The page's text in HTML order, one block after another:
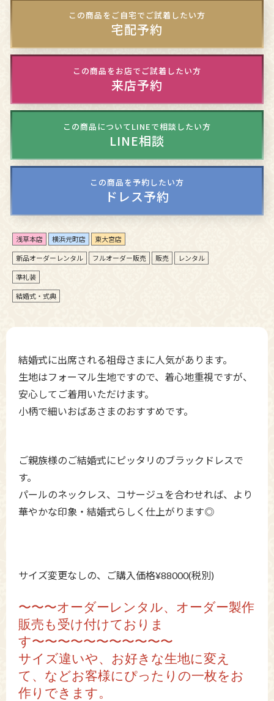
この商品をご自宅でご試着したい方
宅配予約
この商品をお店でご試着したい方
来店予約
この商品についてLINEで相談したい方
LINE相談
この商品を予約したい方
ドレス予約
浅草本店 横浜元町店 東大宮店
新品オーダーレンタル フルオーダー販売 販売 レンタル
準礼装
結婚式・式典
結婚式に出席される祖母さまに人気があります。
生地はフォーマル生地ですので、着心地重視ですが、
安心してご着用いただけます。
小柄で細いおばあさまのおすすめです。
ご親族様のご結婚式にピッタリのブラックドレスで
す。
パールのネックレス、コサージュを合わせれば、より
華やかな印象・結婚式らしく仕上がります◎
サイズ変更なしの、ご購入価格¥88000(税別)
〜〜〜オーダーレンタル、オーダー製作
販売も受け付けておりま
す〜〜〜〜〜〜〜〜〜〜〜
サイズ違いや、お好きな生地に変え
て、などお客様にぴったりの一枚をお
作りできます。